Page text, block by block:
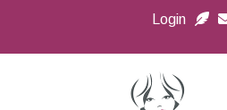
Login